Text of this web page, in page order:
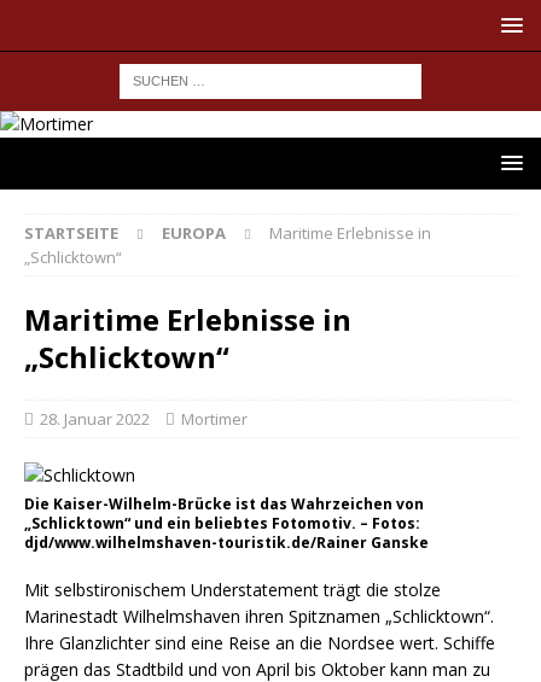
STARTSEITE EUROPA
Maritime Erlebnisse in
„Schlicktown“
Maritime Erlebnisse in
„Schlicktown“
28. Januar 2022 Mortimer
Die Kaiser-Wilhelm-Brücke ist das Wahrzeichen von
„Schlicktown“ und ein beliebtes Fotomotiv. – Fotos:
djd/www.wilhelmshaven-touristik.de/Rainer Ganske
Mit selbstironischem Understatement trägt die stolze
Marinestadt Wilhelmshaven ihren Spitznamen „Schlicktown“.
Ihre Glanzlichter sind eine Reise an die Nordsee wert. Schiffe
prägen das Stadtbild und von April bis Oktober kann man zu